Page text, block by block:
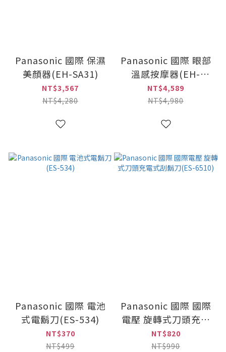
Panasonic 國際 保濕
美顏器(EH-SA31)
NT$3,567
NT$4,280
Panasonic 國際 眼部
溫感按摩器(EH-
SW50)
NT$4,589
NT$4,980
Panasonic 國際 電池
式電鬍刀(ES-534)
NT$370
NT$499
Panasonic 國際 國際
電壓 旋轉式刀頭充電
式刮鬍刀(ES-6510)
NT$820
NT$990